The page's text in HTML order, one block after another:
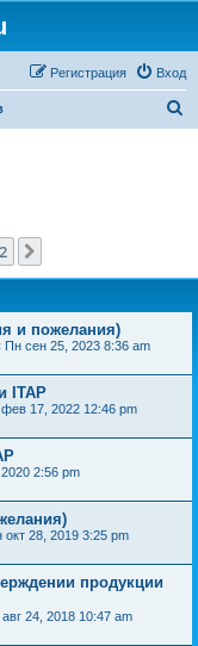
Вход
Регистрация
2
и пожелания)
Пн сен 25, 2023 8:36 am
ITAP
17, 2022 12:46 pm
2:56 pm
окт 28, 2019 3:25 pm
продукции
24, 2018 10:47 am